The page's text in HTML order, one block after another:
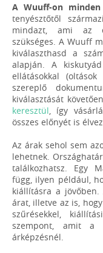
A Wuuff-on
tenyésztőtől
mindazt, ami az
szükséges. A Wuuff
kiválaszthasd a
alapján. A
ellátásokkal
szereplő
kiválasztását követően
keresztül , így
összes előnyét is
Az árak sehol sem
lehetnek.
találkozhatsz. Egy
függ, ilyen például,
kiállításra a
árat, illetve az is,
szűrésekkel,
szempont, amit a
árképzésnél.